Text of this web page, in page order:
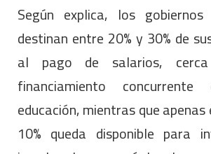
Según explica, los gobiernos
destinan entre 20% y 30% de
al pago de salarios,
financiamiento
educación, mientras que apenas
10% queda disponible para